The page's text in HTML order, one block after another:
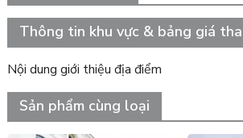
Thông tin khu vực & bảng giá
Nội dung giới thiệu địa điểm
Sản phẩm cùng loại